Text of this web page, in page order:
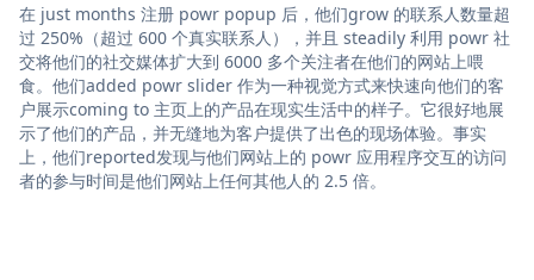
在 just months 注册 powr popup 后，他们grow 的联系人数量超
过 250%（超过 600 个真实联系人），并且 steadily 利用 powr 社
交将他们的社交媒体扩大到 6000 多个关注者在他们的网站上喂
食。他们added powr slider 作为一种视觉方式来快速向他们的客
户展示coming to 主页上的产品在现实生活中的样子。它很好地展
示了他们的产品，并无缝地为客户提供了出色的现场体验。事实
上，他们reported发现与他们网站上的 powr 应用程序交互的访问
者的参与时间是他们网站上任何其他人的 2.5 倍。